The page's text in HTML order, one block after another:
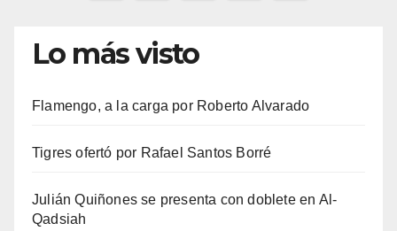
entradas
Lo más visto
Flamengo, a la carga por Roberto Alvarado
Tigres ofertó por Rafael Santos Borré
Julián Quiñones se presenta con doblete en Al-
Qadsiah